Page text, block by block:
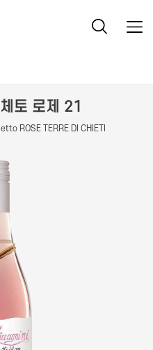
토 로제 21
ROSE TERRE DI CHIETI